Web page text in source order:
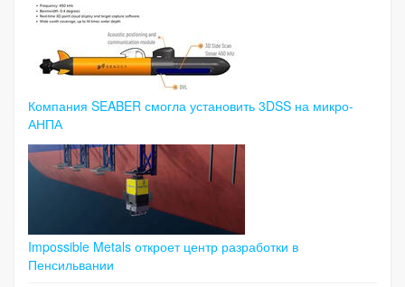
Компания SEABER смогла установить 3DSS на микро-
АНПА
Impossible Metals откроет центр разработки в
Пенсильвании